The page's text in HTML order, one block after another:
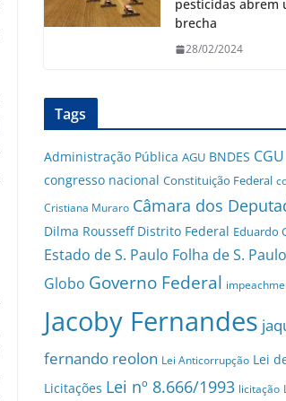
pesticidas abrem
brecha
28/02/2024
Tags
Administração Pública AGU BNDES CGU
congresso nacional Constituição Federal
Cristiana Muraro Câmara dos
Dilma Rousseff Distrito Federal Eduardo
Estado de S. Paulo Folha de S. Paulo
Globo Governo Federal
Jacoby Fernandes
fernando reolon Lei Anticorrupção Lei
Licitações Lei nº 8.666/1993 licitação